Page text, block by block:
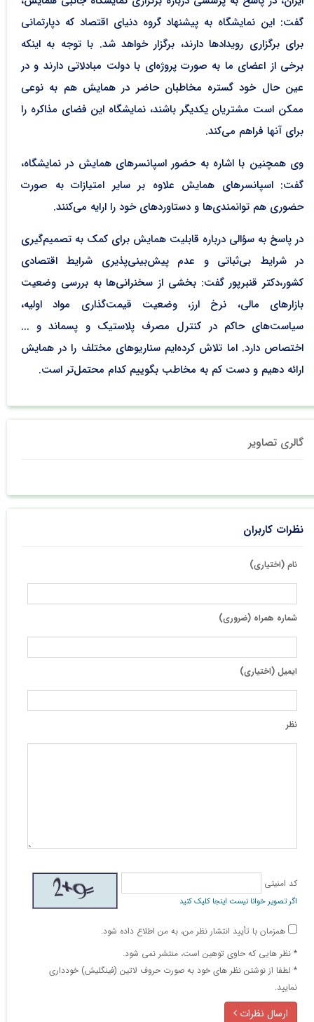
گفت: این نمایشگاه به پیشنهاد گروه دنیای اقتصاد که دپارتمانی
برای برگزاری رویدادها دارند، برگزار خواهد شد. با توجه به اینکه
برخی از اعضای ما به صورت پروژه‌ای با دولت مبادلاتی دارند و در
عین حال خود گستره مخاطبان حاضر در همایش هم به نوعی
ممکن است مشتریان یکدیگر باشند، نمایشگاه این فضای مذاکره را
برای آنها فراهم می‌کند.
وی همچنین با اشاره به حضور اسپانسرهای همایش در نمایشگاه،
گفت: اسپانسرهای همایش علاوه بر سایر امتیازات به صورت
حضوری هم توانمندی‌ها و دستاوردهای خود را ارایه می‌کنند.
در پاسخ به سؤالی درباره قابلیت همایش برای کمک به تصمیم‌گیری
در شرایط بی‌ثباتی و عدم پیش‌بینی‌پذیری شرایط اقتصادی
کشور،دکتر قنبرپور گفت: بخشی از سخنرانی‌ها به بررسی وضعیت
بازارهای مالی، نرخ ارز، وضعیت قیمت‌گذاری مواد اولیه،
سیاست‌های حاکم در کنترل مصرف پلاستیک و پسماند و ...
اختصاص دارد. اما تلاش کرده‌ایم سناریوهای مختلف را در همایش
ارائه دهیم و دست کم به مخاطب بگوییم کدام محتمل‌تر است.
گالری تصاویر
نظرات کاربران
نام (اختیاری)
شماره همراه (ضروری)
ایمیل (اختیاری)
نظر
کد امنیتی
اگر تصویر خوانا نیست اینجا کلیک کنید
همزمان با تأیید انتشار نظر من، به من اطلاع داده شود.
* نظر هایی كه حاوی توهین است، منتشر نمی شود.
* لطفا از نوشتن نظر های خود به صورت حروف لاتین (فینگلیش) خودداری
نمایید.
ارسال نظرات